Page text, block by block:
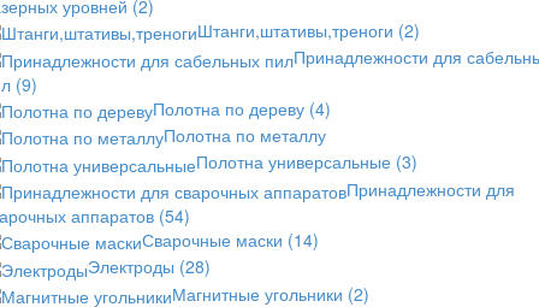
уровней (2)
Штанги,штативы,треноги (2)
Принадлежности для
(9)
Полотна по дереву (4)
Полотна по металлу
Полотна универсальные (3)
Принадлежности для
аппаратов (54)
Сварочные маски (14)
Электроды (28)
Магнитные угольники (2)